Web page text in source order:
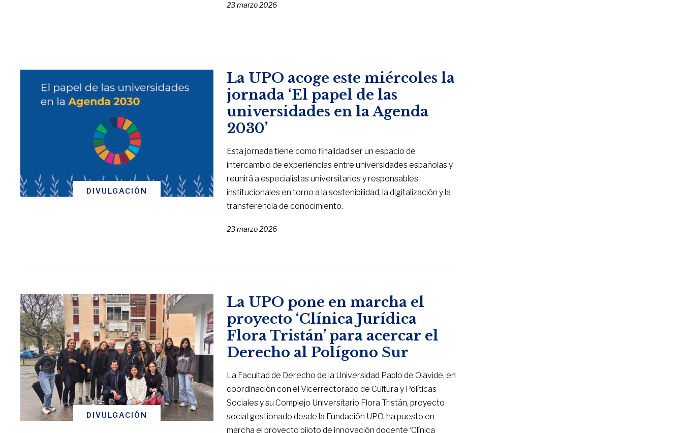
23 marzo 2026
DIVULGACIÓN
La UPO acoge este miércoles la
jornada ‘El papel de las
universidades en la Agenda
2030’
Esta jornada tiene como finalidad ser un espacio de
intercambio de experiencias entre universidades españolas y
reunirá a especialistas universitarios y responsables
institucionales en torno a la sostenibilidad, la digitalización y la
transferencia de conocimiento.
23 marzo 2026
DIVULGACIÓN
La UPO pone en marcha el
proyecto ‘Clínica Jurídica
Flora Tristán’ para acercar el
Derecho al Polígono Sur
La Facultad de Derecho de la Universidad Pablo de Olavide, en
coordinación con el Vicerrectorado de Cultura y Políticas
Sociales y su Complejo Universitario Flora Tristán, proyecto
social gestionado desde la Fundación UPO, ha puesto en
marcha el proyecto piloto de innovación docente ‘Clínica